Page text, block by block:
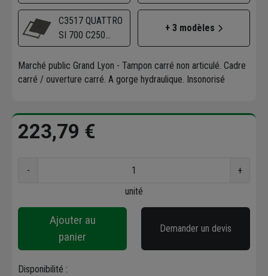
NF:GD.EU
NF:GD.EU
C3517 QUATTRO
SI 700 C250
NF:GD.EU
+ 3 modèles
Marché public Grand Lyon - Tampon carré non articulé. Cadre
carré / ouverture carré. A gorge hydraulique. Insonorisé
223,79 €
-
+
unité
Ajouter au
panier
Demander un devis
Disponibilité :